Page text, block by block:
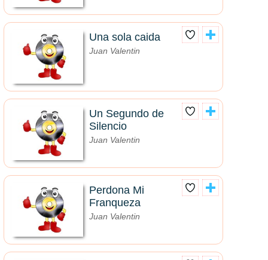
Una sola caida
Juan Valentin
Un Segundo de
Silencio
Juan Valentin
Perdona Mi
Franqueza
Juan Valentin